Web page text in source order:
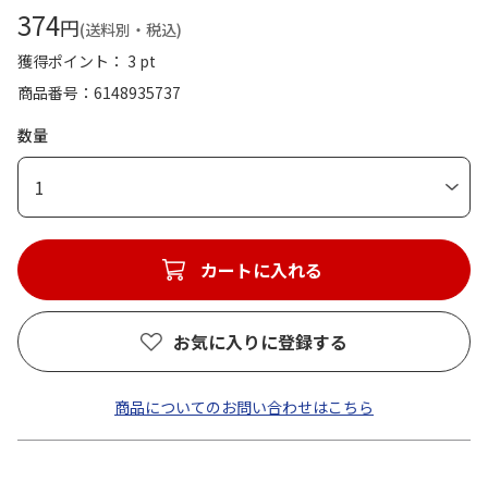
374円(送料別・税込)
獲得ポイント： 3 pt
商品番号
6148935737
数量
1
カートに入れる
お気に入りに登録する
商品についてのお問い合わせはこちら